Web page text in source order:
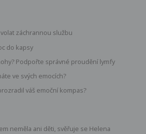
záchrannou službu
do kapsy
Podpořte správné proudění lymfy
ve svých emocích?
váš emoční kompas?
neměla ani děti, svěřuje se Helena